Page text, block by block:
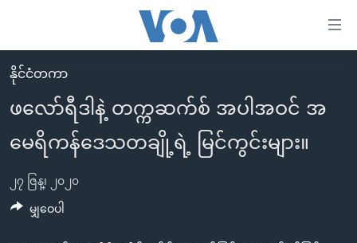
လွယ်ကူ
စေ
သည့်
များ
ပင်မ
မူလစာမျက်နှာ
မြန်မာ
ကမ္ဘာ့သတင်းများ
အမေရိကန်
သတင်းလွတ်လပ်ခွင့်
နိုင်ငံတကာ
ဖလော်ရီဒါနဲ့ တက္ကဆက်စ် အပါအဝင် အ
မေရိကန်ဒေသတချို့ရဲ့ မြင်ကွင်းများ။
၂၇ ဇြန္၊ ၂၀၂၀
မျှဝေပါ